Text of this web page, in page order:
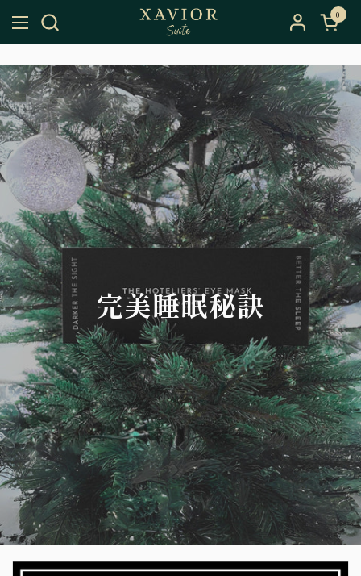
開啟
0
開啟選單
完美睡眠秘訣